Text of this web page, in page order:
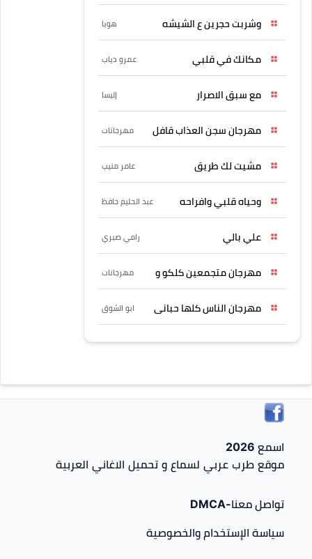
وشربت حجرين ع الشيشه هوبا
مكانك في قلبي عمرو دياب
مع سبق الاصرار إليسا
مهرجان سجن العذاب قافل مهرجانات
مشيت لك طريق عامر منيب
وحياه قلبي وافراحه عبد الحليم حافظ
علي بالي رامي صبري
مهرجان متجمعين كلكو و مهرجانات
مهرجان الناس كلها حبانى ابو الشوق
اسمع 2026
موقع طرب عربي لسماع و تحميل الاغاني العربية
تواصل معنا-DMCA
سياسة الإستخدام والخصوصية